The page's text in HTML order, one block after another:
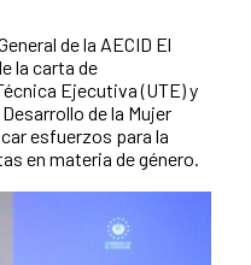
de la AECID El
la carta de
Ejecutiva (UTE) y
de la Mujer
esfuerzos para la
en materia de género.